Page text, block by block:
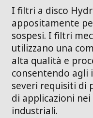
I filtri a disco
appositamente
sospesi. I filtri
utilizzano una
alta qualità e
consentendo agli
severi requisiti di
di applicazioni
industriali.